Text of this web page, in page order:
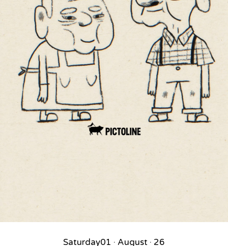
Saturday01 · August · 26